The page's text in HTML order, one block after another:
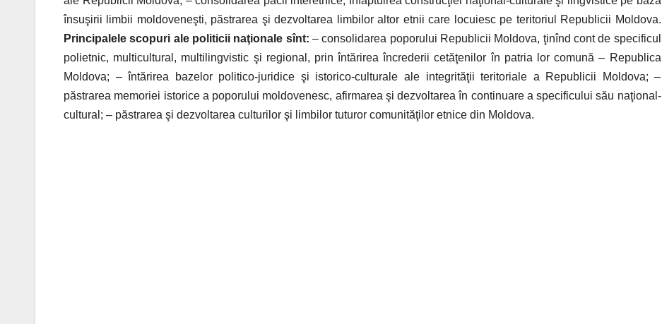
însuşirii limbii moldoveneşti, păstrarea şi dezvoltarea limbilor altor etnii care locuiesc pe teritoriul Republicii Moldova.
Principalele scopuri ale politicii naţionale sînt: – consolidarea poporului Republicii Moldova, ţinînd cont de specificul
polietnic, multicultural, multilingvistic şi regional, prin întărirea încrederii cetăţenilor în patria lor comună – Republica
Moldova; – întărirea bazelor politico-juridice şi istorico-culturale ale integrităţii teritoriale a Republicii Moldova; –
păstrarea memoriei istorice a poporului moldovenesc, afirmarea şi dezvoltarea în continuare a specificului său naţional-
cultural; – păstrarea şi dezvoltarea culturilor şi limbilor tuturor comunităţilor etnice din Moldova.